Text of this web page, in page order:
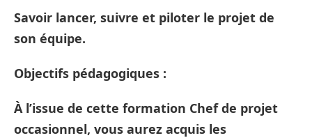
Savoir lancer, suivre et piloter le projet de
son équipe.
Objectifs pédagogiques :
À l’issue de cette formation Chef de projet
occasionnel, vous aurez acquis les